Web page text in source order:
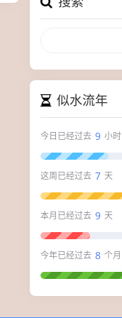
似水流年
今日已经过去 9 小时
这周已经过去 7 天
本月已经过去 9 天
今年已经过去 8 个月